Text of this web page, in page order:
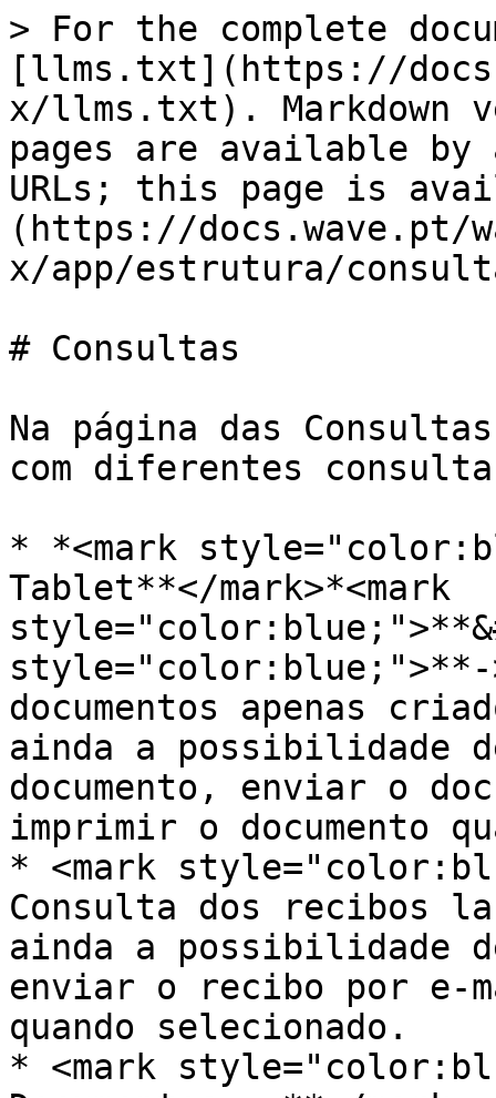
> For the complete
[llms.txt](https://
x/llms.txt). Markdown
pages are available by
URLs; this page is
(https://docs.wave.pt/
x/app/estrutura/
# Consultas
Na página das
com diferentes
* *<mark
Tablet**</mark>*<mark
style="color:blue;">**-
documentos apenas
ainda a possibilidade
documento, enviar o
imprimir o documento
* <mark
Consulta dos recibos
ainda a possibilidade
enviar o recibo por e-
quando selecionado.
* <mark